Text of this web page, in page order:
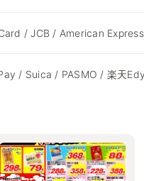
/ JCB / American
/ Suica / PASMO / 楽天